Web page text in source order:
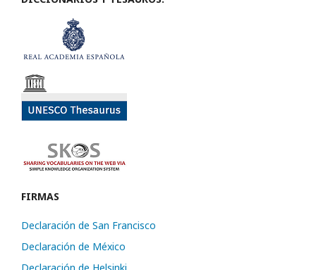
FIRMAS
Declaración de San Francisco
Declaración de México
Declaración de Helsinki